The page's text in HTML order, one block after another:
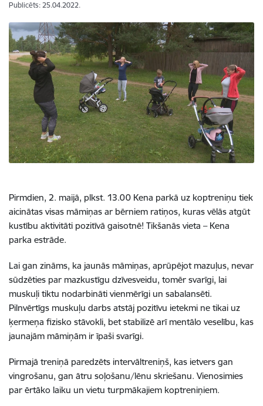
Publicēts: 25.04.2022.
Pirmdien, 2. maijā, plkst. 13.00 Kena parkā uz koptreniņu tiek
aicinātas visas māmiņas ar bērniem ratiņos, kuras vēlās atgūt
kustību aktivitāti pozitīvā gaisotnē! Tikšanās vieta – Kena
parka estrāde.
Lai gan zināms, ka jaunās māmiņas, aprūpējot mazuļus, nevar
sūdzēties par mazkustīgu dzīvesveidu, tomēr svarīgi, lai
muskuļi tiktu nodarbināti vienmērīgi un sabalansēti.
Pilnvērtīgs muskuļu darbs atstāj pozitīvu ietekmi ne tikai uz
ķermeņa fizisko stāvokli, bet stabilizē arī mentālo veselību, kas
jaunajām māmiņām ir īpaši svarīgi.
Pirmajā treniņā paredzēts intervāltreniņš, kas ietvers gan
vingrošanu, gan ātru soļošanu/lēnu skriešanu. Vienosimies
par ērtāko laiku un vietu turpmākajiem koptreniņiem.